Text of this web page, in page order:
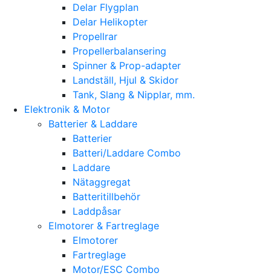
Delar Flygplan
Delar Helikopter
Propellrar
Propellerbalansering
Spinner & Prop-adapter
Landställ, Hjul & Skidor
Tank, Slang & Nipplar, mm.
Elektronik & Motor
Batterier & Laddare
Batterier
Batteri/Laddare Combo
Laddare
Nätaggregat
Batteritillbehör
Laddpåsar
Elmotorer & Fartreglage
Elmotorer
Fartreglage
Motor/ESC Combo